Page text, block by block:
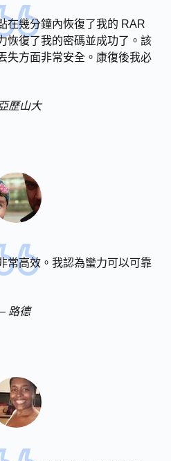
在幾分鐘內恢復了我的 RAR
恢復了我的密碼並成功了。該
失方面非常安全。康復後我必
歷山大
常高效。我認為蠻力可以可靠
– 路德